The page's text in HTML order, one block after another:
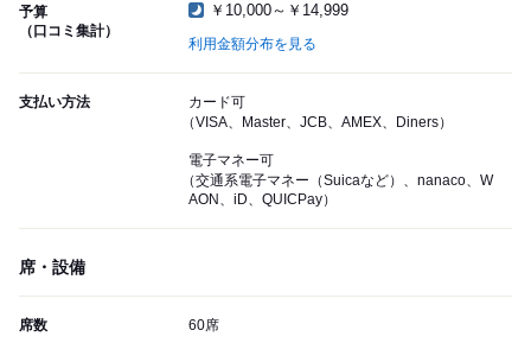
予算
（口コミ集計）
￥10,000～￥14,999
利用金額分布を見る
支払い方法
カード可
（VISA、Master、JCB、AMEX、Diners）
電子マネー可
（交通系電子マネー（Suicaなど）、nanaco、W
AON、iD、QUICPay）
席・設備
席数 60席